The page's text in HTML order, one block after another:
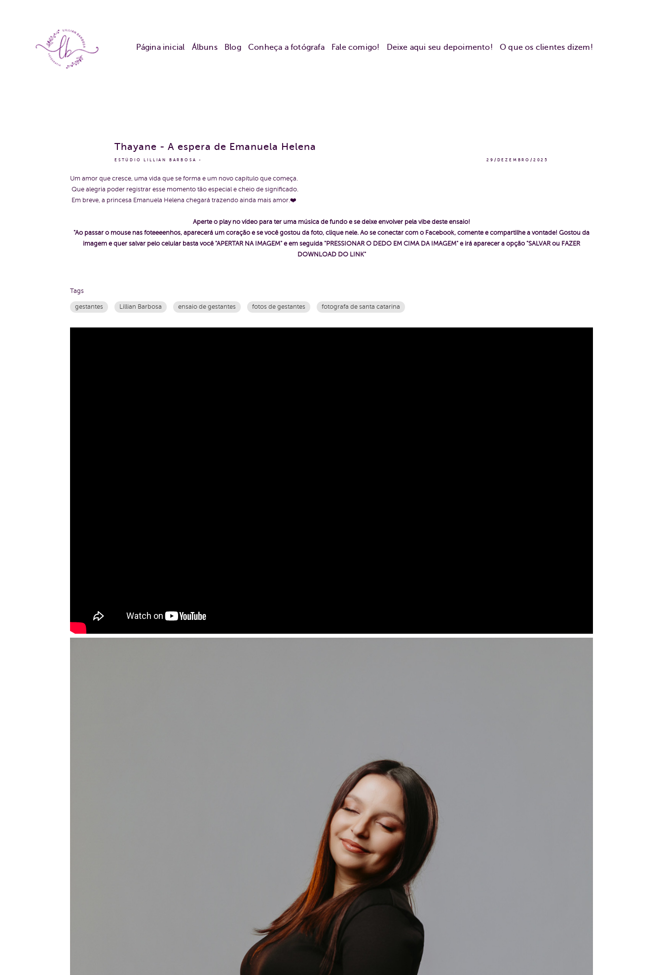
Página inicial Álbuns Blog Conheça a fotógrafa Fale comigo! Deixe aqui seu depoimento! O que os clientes dizem!
ESTÚDIO LILLIAN BARBOSA 29/DEZEMBRO/2025
Thayane - A espera de Emanuela Helena
Um amor que cresce, uma vida que se forma e um novo capítulo que começa.
Que alegria poder registrar esse momento tão especial e cheio de significado.
Em breve, a princesa Emanuela Helena chegará trazendo ainda mais amor.❤️
Aperte o play no vídeo para ter uma música de fundo e se deixe envolver pela vibe deste ensaio!
"Ao passar o mouse nas foteeeenhos, aparecerá um coração e se você gostou da foto, clique nele. Ao se conectar com o Facebook, comente e compartilhe a vontade! Gostou da
imagem e quer salvar pelo celular basta você "APERTAR NA IMAGEM" e em seguida "PRESSIONAR O DEDO EM CIMA DA IMAGEM" e irá aparecer a opção "SALVAR ou FAZER
DOWNLOAD DO LINK"
Tags
gestantes Lillian Barbosa ensaio de gestantes fotos de gestantes fotografa de santa catarina